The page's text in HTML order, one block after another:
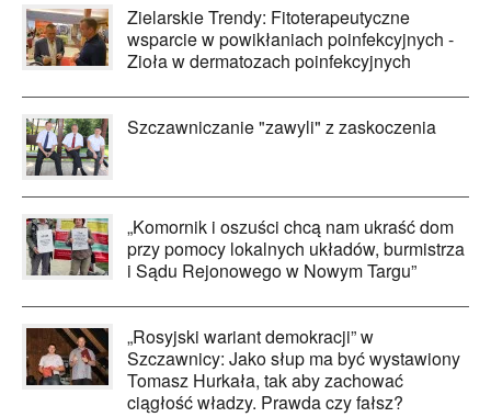
Zielarskie Trendy: Fitoterapeutyczne
wsparcie w powikłaniach poinfekcyjnych -
Zioła w dermatozach poinfekcyjnych
Szczawniczanie "zawyli" z zaskoczenia
„Komornik i oszuści chcą nam ukraść dom
przy pomocy lokalnych układów, burmistrza
i Sądu Rejonowego w Nowym Targu”
„Rosyjski wariant demokracji” w
Szczawnicy: Jako słup ma być wystawiony
Tomasz Hurkała, tak aby zachować
ciągłość władzy. Prawda czy fałsz?